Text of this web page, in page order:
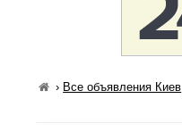
› Все объявления Киев